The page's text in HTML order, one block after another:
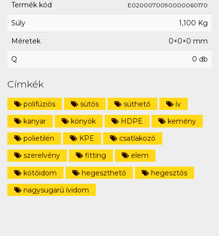
Termék kód E0200070090000060170
Súly 1,100 Kg
Méretek 0×0×0 mm
Q 0 db
Címkék
polifúziós sütős süthető
ív
kanyar
könyök HDPE
kemény
polietilén
KPE
csatlakozó
szerelvény
fitting
elem
kötőidom
hegeszthető
hegesztős
nagysugarú ívidom